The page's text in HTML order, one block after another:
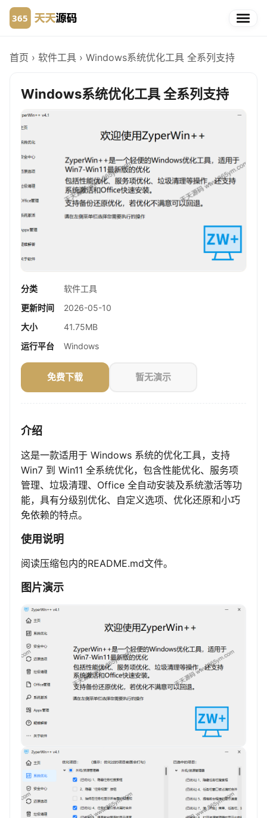
首页 › 软件工具 › Windows系统优化工具 全系列支持
Windows系统优化工具 全系列支持
分类
软件工具
更新时间
2026-05-10
大小
41.75MB
运行平台
Windows
免费下载 暂无演示
介绍
这是一款适用于 Windows 系统的优化工具，支持
Win7 到 Win11 全系统优化，包含性能优化、服务项
管理、垃圾清理、Office 全自动安装及系统激活等功
能，具有分级别优化、自定义选项、优化还原和小巧
免依赖的特点。
使用说明
阅读压缩包内的README.md文件。
图片演示